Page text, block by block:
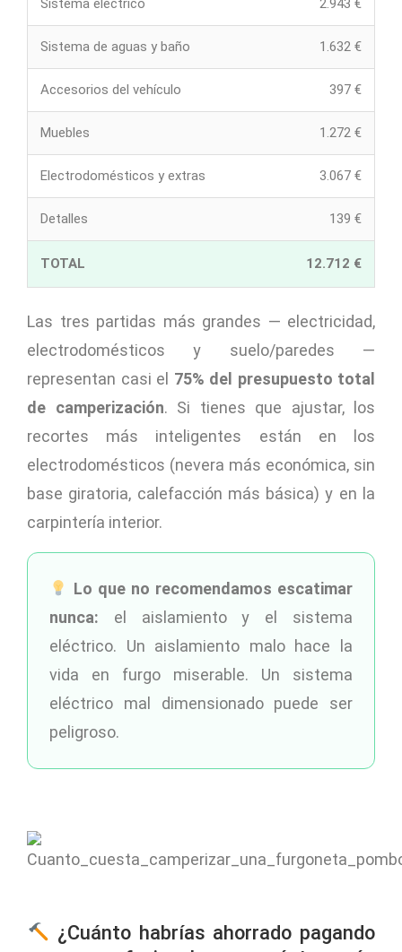
Sistema eléctrico 2.943 €
Sistema de aguas y baño 1.632 €
Accesorios del vehículo 397 €
Muebles 1.272 €
Electrodomésticos y extras 3.067 €
Detalles 139 €
TOTAL 12.712 €
Las tres partidas más grandes — electricidad,
electrodomésticos y suelo/paredes —
representan casi el 75% del presupuesto total
de camperización. Si tienes que ajustar, los
recortes más inteligentes están en los
electrodomésticos (nevera más económica, sin
base giratoria, calefacción más básica) y en la
carpintería interior.
Lo que no recomendamos escatimar
nunca: el aislamiento y el sistema
eléctrico. Un aislamiento malo hace la
vida en furgo miserable. Un sistema
eléctrico mal dimensionado puede ser
peligroso.
¿Cuánto habrías ahorrado pagando